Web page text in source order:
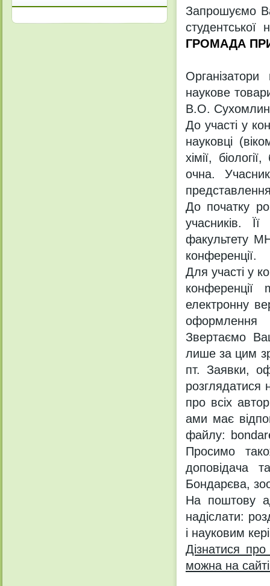
Запрошуємо
студентської
ГРОМАДА
наукове
В.О.
До участі у
науковці
хімії,
очна.
До початку
учасників.
факультету
конференції.
Для участі у
конференції
електронну
оформлення
Звертаємо
лише за цим
пт. Заявки,
розглядатися
про всіх
ами має
файлу:
Просимо
доповідача
Бондарєва,
На поштову
надіслати:
і науковим
Дізнатися
можна на